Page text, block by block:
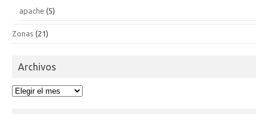
apache (5)
Zonas (21)
Archivos
Archivos